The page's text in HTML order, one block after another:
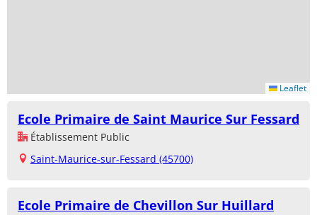
Leaflet
Ecole Primaire de Saint Maurice Sur Fessard
Établissement Public
Saint-Maurice-sur-Fessard (45700)
Ecole Primaire de Chevillon Sur Huillard